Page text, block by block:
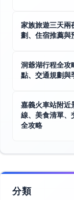
家族旅遊三天兩
劃、住宿推薦與
洞爺湖行程全攻
點、交通規劃與
嘉義火車站附近
線、美食清單、
全攻略
分類